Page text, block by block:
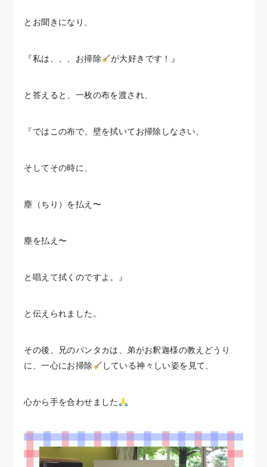
とお聞きになり、
『私は、、、お掃除 が大好きです！』
と答えると、一枚の布を渡され、
『ではこの布で、壁を拭いてお掃除しなさい。
そしてその時に、
塵（ちり）を払え〜
塵を払え〜
と唱えて拭くのですよ。』
と伝えられました。
その後、兄のパンタカは、弟がお釈迦様の教えどうり
に、一心にお掃除
している神々しい姿を見て、
心から手を合わせました